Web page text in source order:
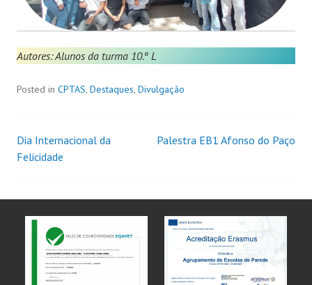
Autores: Alunos da turma 10.º L
Posted in CPTAS, Destaques, Divulgação
Dia Internacional da
Felicidade
Palestra EB1 Afonso do Paço